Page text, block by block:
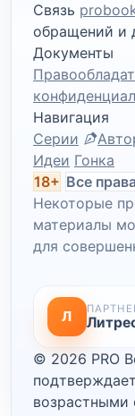
Связь
обращений и
Документы
Навигация
Серии
Идеи Гонка
18+ Все
Некоторые
материалы
для
Л
© 2026 PRO
возрастными